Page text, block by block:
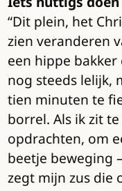
“Dit plein, het
zien veranderen
een hippe
nog steeds lelijk,
tien minuten te
borrel. Als ik zit
opdrachten, om
beetje beweging
zegt mijn zus die